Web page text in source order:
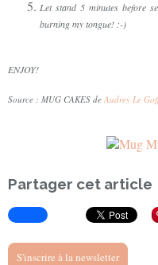
Let stand 5 minutes before
burning my tongue! :-)
ENJOY!
Source : MUG CAKES de Audrey Le
Partager cet article
S'inscrire à la newsletter